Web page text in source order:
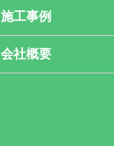
施工事例
会社概要